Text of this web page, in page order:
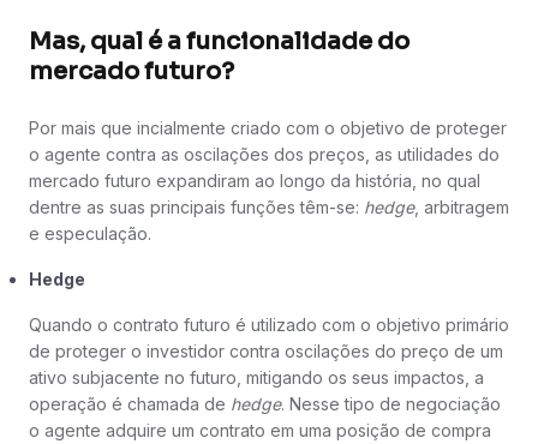
Mas, qual é a funcionalidade do
mercado futuro?
Por mais que incialmente criado com o objetivo de proteger
o agente contra as oscilações dos preços, as utilidades do
mercado futuro expandiram ao longo da história, no qual
dentre as suas principais funções têm-se: hedge, arbitragem
e especulação.
Hedge
Quando o contrato futuro é utilizado com o objetivo primário
de proteger o investidor contra oscilações do preço de um
ativo subjacente no futuro, mitigando os seus impactos, a
operação é chamada de hedge. Nesse tipo de negociação
o agente adquire um contrato em uma posição de compra